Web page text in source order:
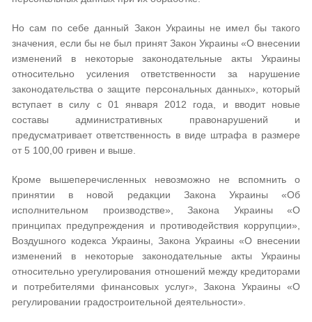
Но сам по себе данный Закон Украины не имел бы такого
значения, если бы не был принят Закон Украины «О внесении
изменений в некоторые законодательные акты Украины
относительно усиления ответственности за нарушение
законодательства о защите персональных данных», который
вступает в силу с 01 января 2012 года, и вводит новые
составы административных правонарушений и
предусматривает ответственность в виде штрафа в размере
от 5 100,00 гривен и выше.
Кроме вышеперечисленных невозможно не вспомнить о
принятии в новой редакции Закона Украины «Об
исполнительном производстве», Закона Украины «О
принципах предупреждения и противодействия коррупции»,
Воздушного кодекса Украины, Закона Украины «О внесении
изменений в некоторые законодательные акты Украины
относительно урегулирования отношений между кредиторами
и потребителями финансовых услуг», Закона Украины «О
регулировании градостроительной деятельности».